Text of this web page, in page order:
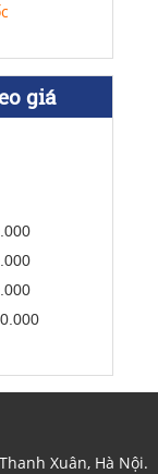
giá
Xuân, Hà Nội.